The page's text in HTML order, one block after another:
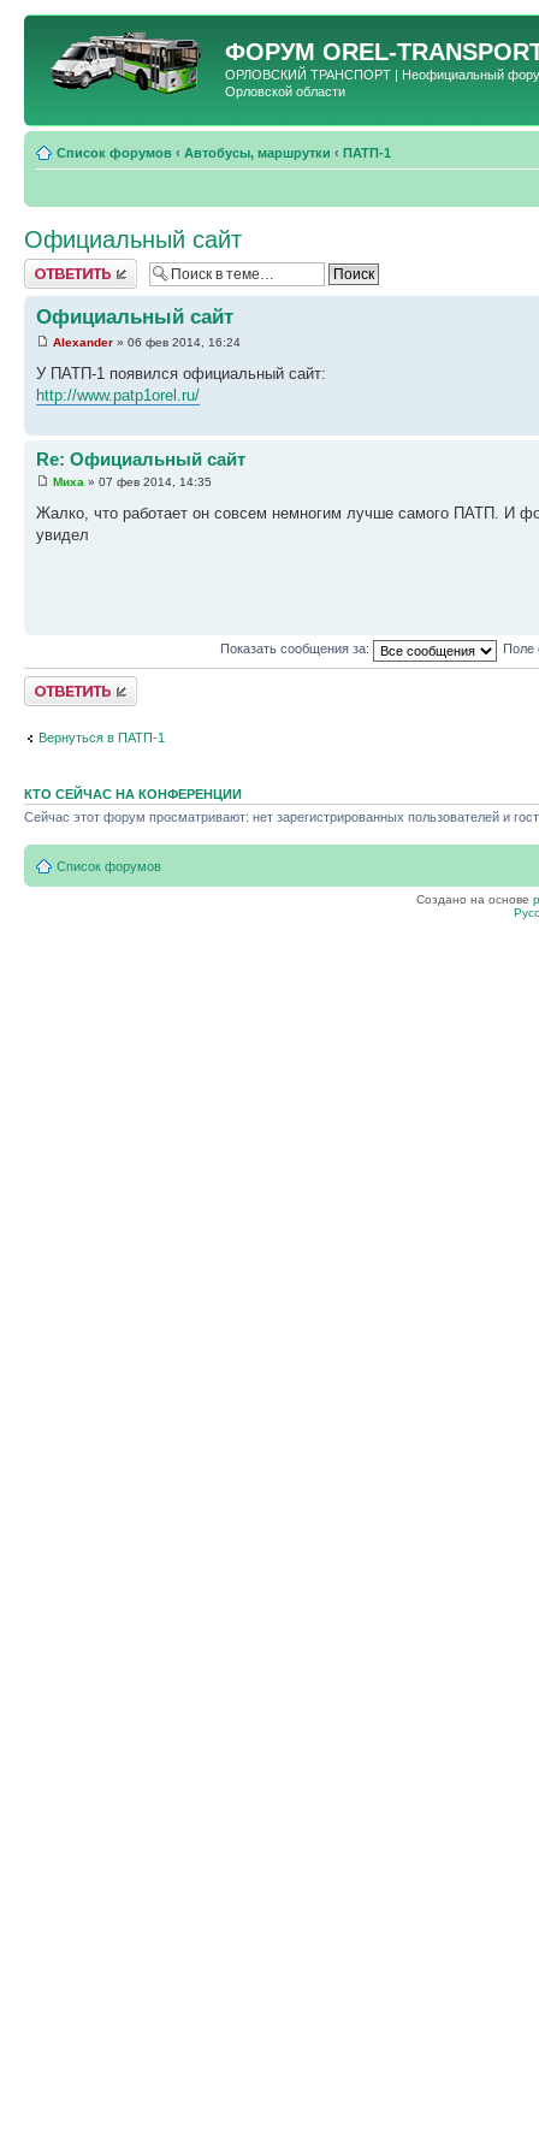
ФОРУМ OREL-
ОРЛОВСКИЙ ТРАНСПОРТ | Неофициальный форум
Орловской области
Список форумов ‹ Автобусы, маршрутки ‹ ПАТП-1
Официальный сайт
Ответить
Официальный сайт
Alexander » 06 фев 2014, 16:24
У ПАТП-1 появился официальный сайт:
http://www.patp1orel.ru/
Re: Официальный сайт
Миха » 07 фев 2014, 14:35
Жалко, что работает он совсем немногим лучше самого ПАТП. И
увидел
Показать сообщения за: Поле
Ответить
Вернуться в ПАТП-1
КТО СЕЙЧАС НА КОНФЕРЕНЦИИ
Сейчас этот форум просматривают: нет зарегистрированных пользователей и
Список форумов
Создано на основе